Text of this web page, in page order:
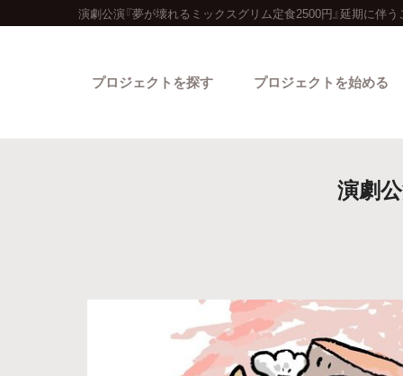
演劇公演『夢が壊れるミックスグリム定食2500円』延期に伴
プロジェクトを探す
カテゴリーから探す
プロジェクトを始める
演劇